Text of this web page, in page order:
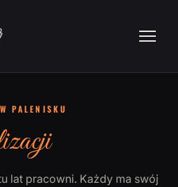
PALENISKU
lat pracowni. Każdy ma swój